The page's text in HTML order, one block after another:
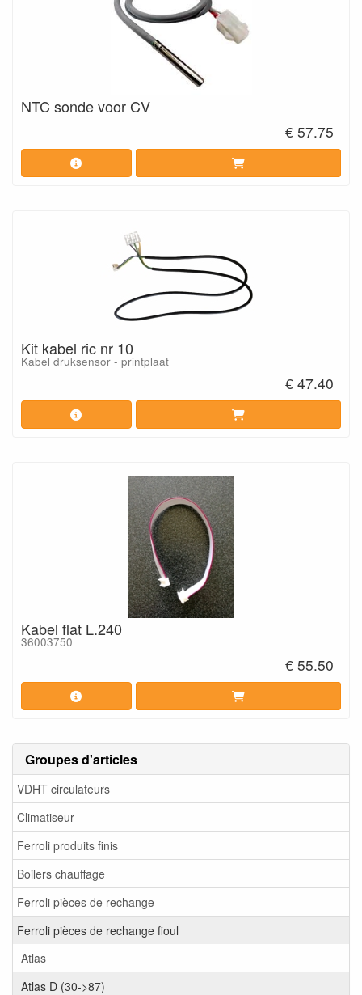
Groupes d'articles
VDHT circulateurs
Climatiseur
Ferroli produits finis
Boilers chauffage
Ferroli pièces de rechange
Ferroli pièces de rechange fioul
Atlas
Atlas D (30->87)
NTC sonde voor CV
€ 57.75
Kit kabel ric nr 10
Kabel druksensor - printplaat
€ 47.40
Kabel flat L.240
36003750
€ 55.50